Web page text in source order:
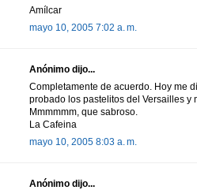
Amílcar
mayo 10, 2005 7:02 a. m.
Anónimo dijo...
Completamente de acuerdo. Hoy me
probado los pastelitos del Versailles y
Mmmmmm, que sabroso.
La Cafeina
mayo 10, 2005 8:03 a. m.
Anónimo dijo...